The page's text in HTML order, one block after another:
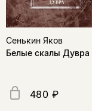
Сенькин Яков
Белые скалы Дувра
480 ₽